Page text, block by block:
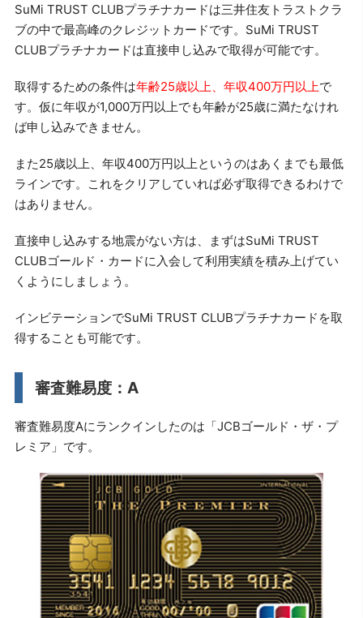
SuMi TRUST CLUBプラチナカードは三井住友トラストクラ
ブの中で最高峰のクレジットカードです。SuMi TRUST
CLUBプラチナカードは直接申し込みで取得が可能です。
取得するための条件は年齢25歳以上、年収400万円以上で
す。仮に年収が1,000万円以上でも年齢が25歳に満たなけれ
ば申し込みできません。
また25歳以上、年収400万円以上というのはあくまでも最低
ラインです。これをクリアしていれば必ず取得できるわけで
はありません。
直接申し込みする地震がない方は、まずはSuMi TRUST
CLUBゴールド・カードに入会して利用実績を積み上げてい
くようにしましょう。
インビテーションでSuMi TRUST CLUBプラチナカードを取
得することも可能です。
審査難易度：A
審査難易度Aにランクインしたのは「JCBゴールド・ザ・プ
レミア」です。